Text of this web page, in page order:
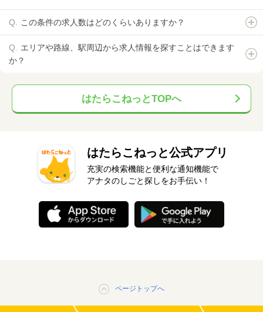
この条件の求人数はどのくらいありますか？
エリアや路線、駅周辺から求人情報を探すことはできます
か？
はたらこねっとTOPへ
はたらこねっと公式アプリ
充実の検索機能と便利な通知機能で
アナタのしごと探しをお手伝い！
ページトップへ